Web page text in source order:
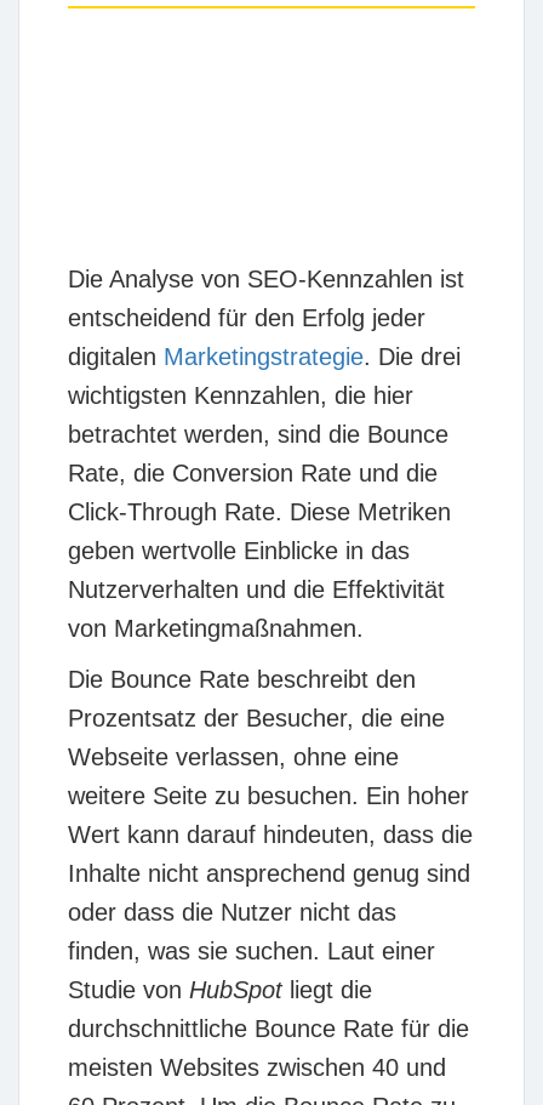
Die Analyse von SEO-Kennzahlen ist
entscheidend für den Erfolg jeder
digitalen Marketingstrategie. Die drei
wichtigsten Kennzahlen, die hier
betrachtet werden, sind die Bounce
Rate, die Conversion Rate und die
Click-Through Rate. Diese Metriken
geben wertvolle Einblicke in das
Nutzerverhalten und die Effektivität
von Marketingmaßnahmen.
Die Bounce Rate beschreibt den
Prozentsatz der Besucher, die eine
Webseite verlassen, ohne eine
weitere Seite zu besuchen. Ein hoher
Wert kann darauf hindeuten, dass die
Inhalte nicht ansprechend genug sind
oder dass die Nutzer nicht das
finden, was sie suchen. Laut einer
Studie von HubSpotliegt die
durchschnittliche Bounce Rate für die
meisten Websites zwischen 40 und